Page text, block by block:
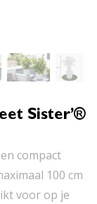
Sister’®
compact
100 cm
voor op je